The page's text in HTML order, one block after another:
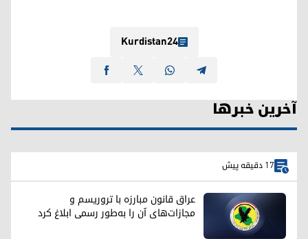
Kurdistan24
آخرین خبرها
17 دقیقه پیش
عراق قانون مبارزه با تروریسم و
مجازات‌های آن را به‌طور رسمی ابلاغ کرد